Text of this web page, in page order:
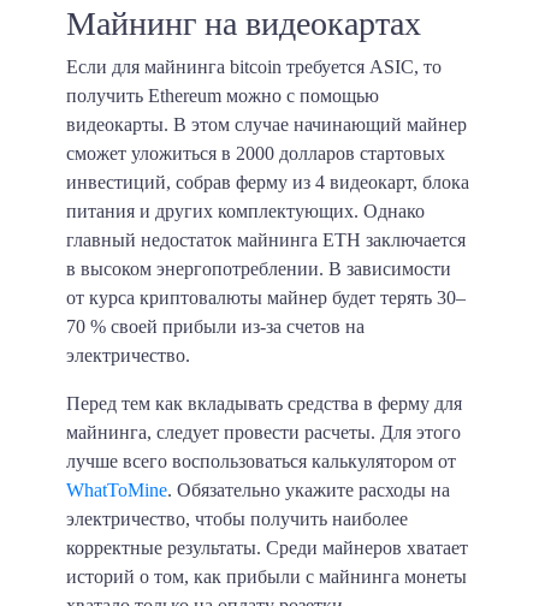
Майнинг на видеокартах
Если для майнинга bitcoin требуется ASIC, то
получить Ethereum можно с помощью
видеокарты. В этом случае начинающий майнер
сможет уложиться в 2000 долларов стартовых
инвестиций, собрав ферму из 4 видеокарт, блока
питания и других комплектующих. Однако
главный недостаток майнинга ETH заключается
в высоком энергопотреблении. В зависимости
от курса криптовалюты майнер будет терять 30–
70 % своей прибыли из-за счетов на
электричество.
Перед тем как вкладывать средства в ферму для
майнинга, следует провести расчеты. Для этого
лучше всего воспользоваться калькулятором от
WhatToMine. Обязательно укажите расходы на
электричество, чтобы получить наиболее
корректные результаты. Среди майнеров хватает
историй о том, как прибыли с майнинга монеты